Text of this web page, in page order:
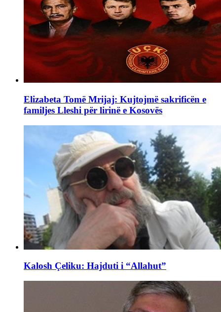
Elizabeta Tomë Mrijaj: Kujtojmë sakrificën e
familjes Lleshi për lirinë e Kosovës
Kalosh Çeliku: Hajduti i “Allahut”